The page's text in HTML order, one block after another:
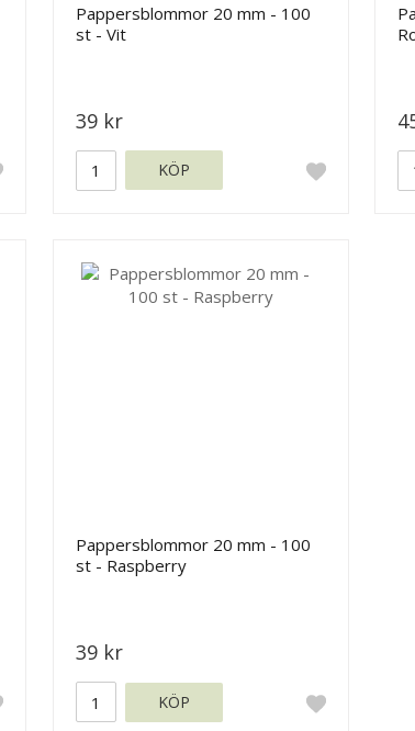
Pappersblommor 20 mm - 100
st - Vit
39 kr
KÖP
Pappersblommor 20 mm - 100
st - Raspberry
39 kr
KÖP